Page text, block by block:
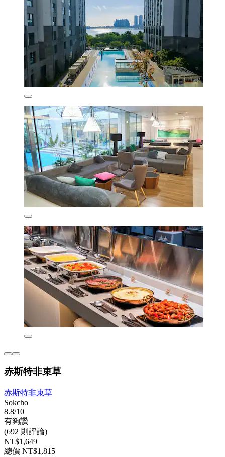
赤斯特非束草
赤斯特非束草
Sokcho
8.8/10
有夠讚
(692 則評論)
NT$1,649
總價 NT$1,815